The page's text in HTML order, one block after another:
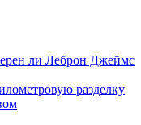
ли Леброн Джеймс
разделку